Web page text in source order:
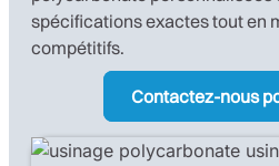
spécifications exactes tout en
compétitifs.
Contactez-nous